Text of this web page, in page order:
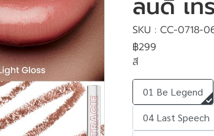
ลนดี้ เท
SKU : CC-0718-
฿299
สี
01 Be Legend
04 Last Speech